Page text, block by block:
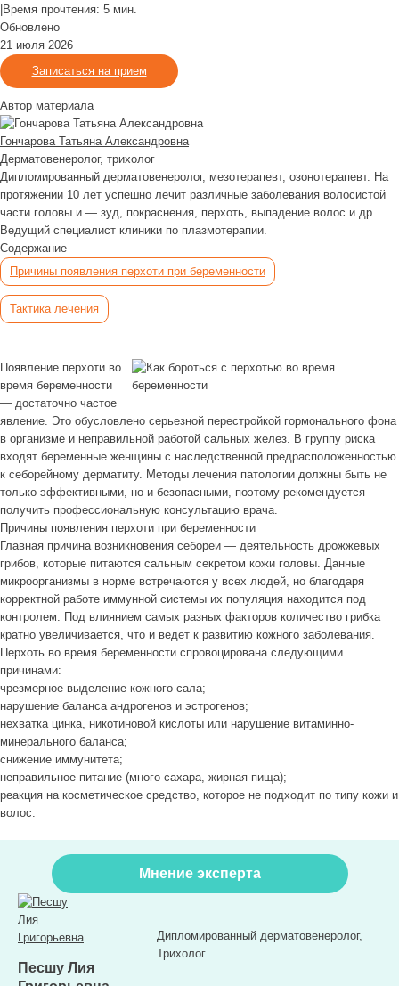
Время прочтения: 5 мин.
Обновлено
21 июля 2026
Записаться на прием
Автор материала
Гончарова Татьяна Александровна
Дерматовенеролог, трихолог
Дипломированный дерматовенеролог, мезотерапевт, озонотерапевт. На
протяжении 10 лет успешно лечит различные заболевания волосистой
части головы и — зуд, покраснения, перхоть, выпадение волос и др.
Ведущий специалист клиники по плазмотерапии.
Содержание
Причины появления перхоти при беременности
Тактика лечения
Появление перхоти во
время беременности
— достаточно частое
явление. Это обусловлено серьезной перестройкой гормонального фона
в организме и неправильной работой сальных желез. В группу риска
входят беременные женщины с наследственной предрасположенностью
к себорейному дерматиту. Методы лечения патологии должны быть не
только эффективными, но и безопасными, поэтому рекомендуется
получить профессиональную консультацию врача.
Причины появления перхоти при беременности
Главная причина возникновения себореи — деятельность дрожжевых
грибов, которые питаются сальным секретом кожи головы. Данные
микроорганизмы в норме встречаются у всех людей, но благодаря
корректной работе иммунной системы их популяция находится под
контролем. Под влиянием самых разных факторов количество грибка
кратно увеличивается, что и ведет к развитию кожного заболевания.
Перхоть во время беременности спровоцирована следующими
причинами:
чрезмерное выделение кожного сала;
нарушение баланса андрогенов и эстрогенов;
нехватка цинка, никотиновой кислоты или нарушение витаминно-
минерального баланса;
снижение иммунитета;
неправильное питание (много сахара, жирная пища);
реакция на косметическое средство, которое не подходит по типу кожи и
волос.
Мнение эксперта
Песшу Лия
Дипломированный дерматовенеролог,
Трихолог